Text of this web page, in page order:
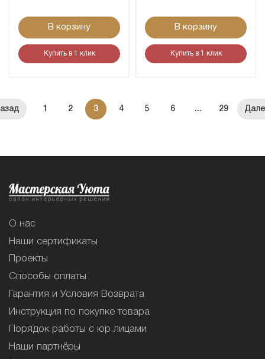
В корзину
Купить в 1 клик
В корзину
Купить в 1 клик
1 2 3 4 5 6 ... 29
О нас
Наши сертификаты
Проекты
Способы оплаты
Гарантия и Условия Возврата
Инструкция по покупке товара
Порядок работы с юр.лицами
Наши партнёры